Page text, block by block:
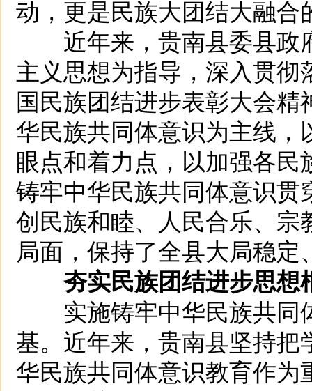
动，更是民族大团结大融合
近年来，贵南县委县政
主义思想为指导，深入贯
国民族团结进步表彰大会
华民族共同体意识为主线
眼点和着力点，以加强各
铸牢中华民族共同体意识
创民族和睦、人民合乐、
局面，保持了全县大局稳定
夯实民族团结进步思
实施铸牢中华民族共同
基。近年来，贵南县坚持
华民族共同体意识教育作